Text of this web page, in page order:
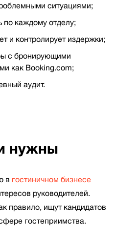
ситуациями;
по каждому отделу;
и контролирует издержки;
с бронирующими
как Booking.com;
аудит.
нужны
в гостиничном бизнесе
руководителей.
правило, ищут кандидатов
гостеприимства.